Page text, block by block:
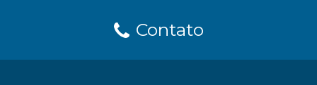
Contato